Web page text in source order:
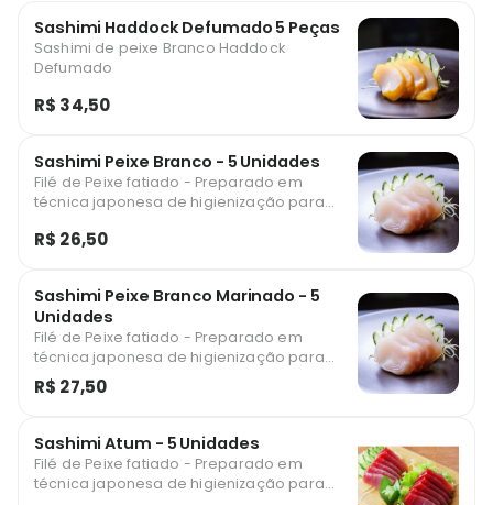
Sashimi Haddock Defumado 5 Peças
Sashimi de peixe Branco Haddock
Defumado
R$ 34,50
Sashimi Peixe Branco - 5 Unidades
Filé de Peixe fatiado - Preparado em
técnica japonesa de higienização para
R$ 26,50
Sashimi Peixe Branco Marinado - 5
Unidades
Filé de Peixe fatiado - Preparado em
técnica japonesa de higienização para
consumo
R$ 27,50
Sashimi Atum - 5 Unidades
Filé de Peixe fatiado - Preparado em
técnica japonesa de higienização para